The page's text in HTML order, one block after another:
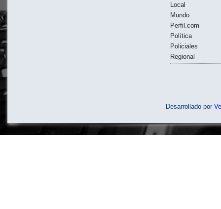
Local
Mundo
Perfil.com
Política
Policiales
Regional
Desarrollado por